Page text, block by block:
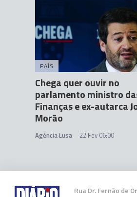
PAÍS
Chega quer ouvir no
parlamento ministro
Finanças e ex-autarca
Morão
Agência Lusa 22 Fev 06:00
Rua Dr. Fernão de